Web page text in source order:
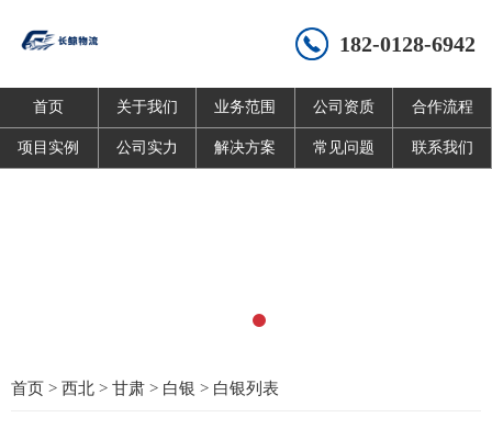
182-0128-6942
首页 关于我们 业务范围 公司资质 合作流程
项目实例 公司实力 解决方案 常见问题 联系我们
首页 > 西北 > 甘肃 > 白银 > 白银列表